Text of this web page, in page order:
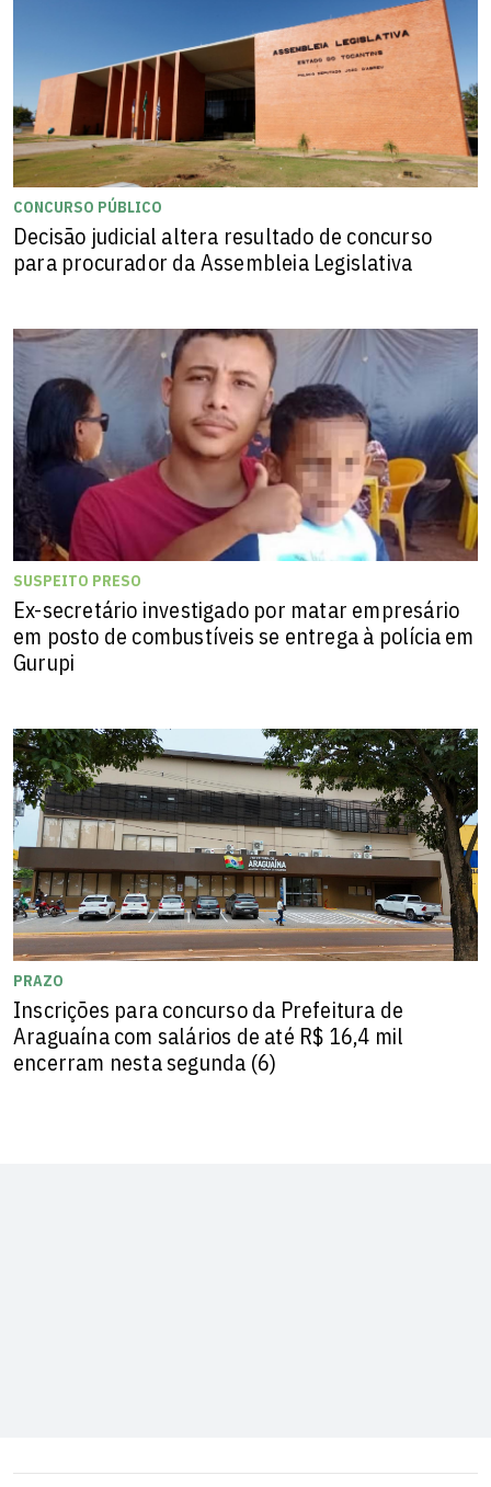
CONCURSO PÚBLICO
Decisão judicial altera resultado de concurso
para procurador da Assembleia Legislativa
SUSPEITO PRESO
Ex-secretário investigado por matar empresário
em posto de combustíveis se entrega à polícia em
Gurupi
PRAZO
Inscrições para concurso da Prefeitura de
Araguaína com salários de até R$ 16,4 mil
encerram nesta segunda (6)